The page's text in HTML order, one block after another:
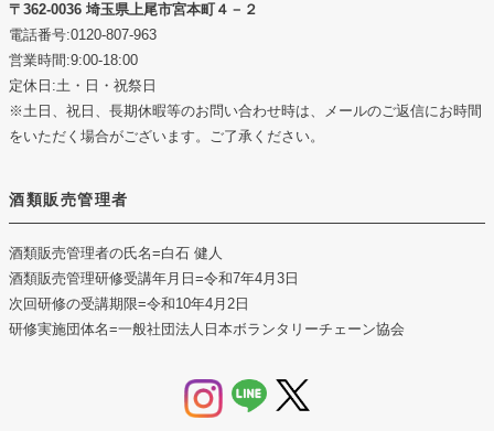
362-0036 埼玉県上尾市宮本町４－２
電話番号:0120-807-963
営業時間:9:00-18:00
定休日:土・日・祝祭日
※土日、祝日、長期休暇等のお問い合わせ時は、メールのご返信にお時間
をいただく場合がございます。ご了承ください。
酒類販売管理者
酒類販売管理者の氏名=白石 健人
酒類販売管理研修受講年月日 =令和7年4月3日
次回研修の受講期限=令和10年4月2日
研修実施団体名=一般社団法人日本ボランタリーチェーン協会